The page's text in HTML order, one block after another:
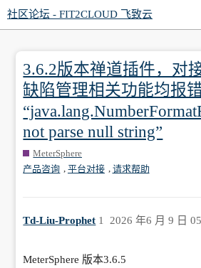
社区论坛 - FIT2CLOUD 飞致云
3.6.2版本禅道插件，对
缺陷管理相关功能均报
not parse null string”
MeterSphere
产品咨询
平台对接 请求帮助
Td-Liu-Prophet 2026 年6 月 9 日
1
MeterSphere 版本3.6.5